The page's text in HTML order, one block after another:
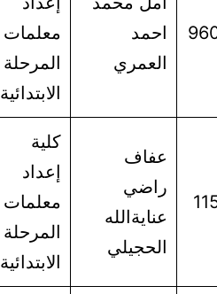
احمد
العمري
معلمات
المرحلة
الابتدائية
عفاف
راضي
عنايةالله
الحجيلي
كلية
إعداد
معلمات
المرحلة
الابتدائية